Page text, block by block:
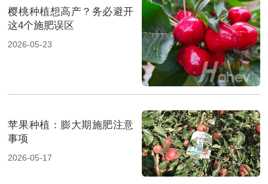
樱桃种植想高产？务必避开
这4个施肥误区
2026-05-23
苹果种植：膨大期施肥注意
事项
2026-05-17